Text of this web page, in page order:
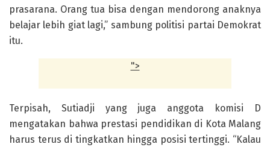
prasarana. Orang tua bisa dengan mendorong anaknya
belajar lebih giat lagi,” sambung politisi partai Demokrat
itu.
">
Terpisah, Sutiadji yang juga anggota komisi D
mengatakan bahwa prestasi pendidikan di Kota Malang
harus terus di tingkatkan hingga posisi tertinggi. “Kalau